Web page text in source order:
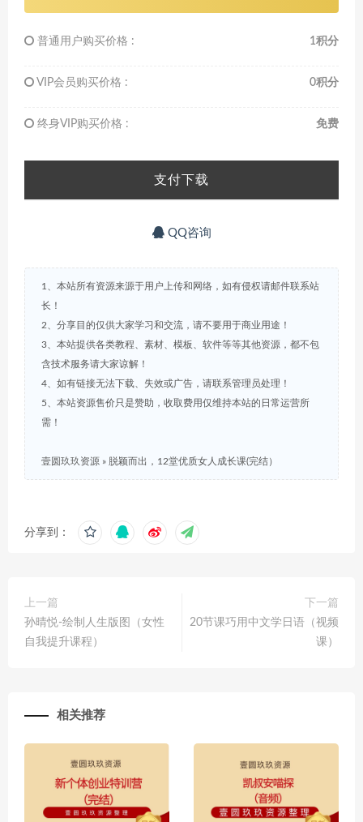
普通用户购买价格 : 1积分
VIP会员购买价格 : 0积分
终身VIP购买价格 : 免费
支付下载
QQ咨询
1、本站所有资源来源于用户上传和网络，如有侵权请邮件联系站
长！
2、分享目的仅供大家学习和交流，请不要用于商业用途！
3、本站提供各类教程、素材、模板、软件等等其他资源，都不包
含技术服务请大家谅解！
4、如有链接无法下载、失效或广告，请联系管理员处理！
5、本站资源售价只是赞助，收取费用仅维持本站的日常运营所
需！
壹圆玖玖资源 » 脱颖而出，12堂优质女人成长课(完结）
分享到：
上一篇
孙晴悦-绘制人生版图（女性
自我提升课程）
下一篇
20节课巧用中文学日语（视频
课）
相关推荐